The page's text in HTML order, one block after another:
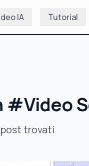
IA Tutorial
#Video
posttrovati